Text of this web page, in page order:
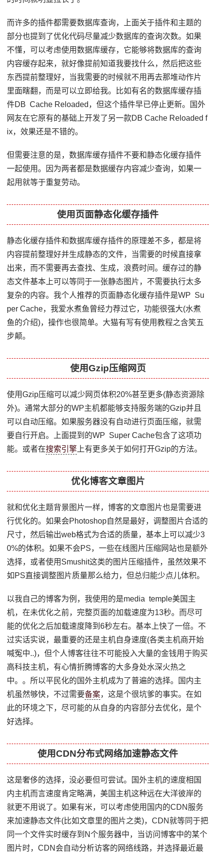
而许多的插件都需要数据库查询，上面关于插件和主题的
部分也提到了优化代码尽量减少数据库的查询次数。如果
不懂，可以考虑使用数据库缓存，它能够将数据库的查询
内容缓存起来，就好像提前知道我要找什么，然后把这些
东西提前整理好，当我需要的时候就不用再去那堆动作片
里面瞎翻，而是可以立即给我。比如有名的数据库缓存插
件DB Cache Reloaded，但这个插件早已停止更新。国外
网友在它原有的基础上开发了另一款DB Cache Reloaded f
ix，效果还是不错的。
但需要注意的是，数据库缓存插件不要和静态化缓存插件
一起使用。因为两者都是数据缓存内容减少查询，如果一
起用就等于重复劳动。
使用页面静态化缓存插件
静态化缓存插件和数据库缓存插件的原理差不多，都是将
内容提前整理好并生成静态的文件，当需要的时候直接拿
出来，而不需要再去查找、生成，浪费时间。缓存过的静
态文件基本上可以等同于一张静态图片，不需要执行太多
复杂的内容。我个人推荐的页面静态化缓存插件是WP Su
per Cache，我爱水煮鱼曾经力荐过它，功能很强大(水煮
鱼的介绍)，操作也很简单。大猫有写有使用教程之含笑五
步颠。
使用Gzip压缩网页
使用Gzip压缩可以减少网页体积20%甚至更多(静态资源除
外)。通常大部分的WP主机都能够支持服务端的Gzip并且
可以自动压缩。如果服务器没有自动进行页面压缩，就需
要自行开启。上面提到的WP Super Cache包含了这项功
能。或者在搜索引擎 上有更多关于如何打开Gzip的方法。
优化博客文章图片
就和优化主题背景图片一样，博客的文章图片也是需要进
行优化的。如果会Photoshop自然是最好，调整图片合适的
尺寸，然后输出web格式为合适的质量，基本上可以减少3
0%的体积。如果不会PS，一些在线图片压缩网站也是额外
选择，或者使用Smushit这类的图片压缩插件，虽然效果不
如PS直接调整图片质量那么给力，但总归能少点儿体积。
以我自己的博客为例，我使用的是media temple美国主
机，在未优化之前，完整页面的加载速度为13秒。而尽可
能的优化之后加载速度降到6秒左右。基本上快了一倍。不
过实话实说，最重要的还是主机自身速度(各类主机商开始
喊冤中..)，但个人博客往往不可能投入大量的金钱用于购买
高科技主机，有心情折腾博客的大多身处水深火热之
中。。所以平民化的国外主机成为了普遍的选择。国内主
机虽然够快，不过需要备案，这是个很坑爹的事实。在如
此的环境之下，尽可能的从自身的内容部分去优化，是个
好选择。
使用CDN分布式网络加速静态文件
这是奢侈的选择，没必要但可尝试。国外主机的速度相国
内主机而言速度肯定略满，美国主机这种远在大洋彼岸的
就更不用说了。如果有米，可以考虑使用国内的CDN服务
来加速静态文件(比如文章里的图片之类)，CDN就等同于把
同一个文件实时缓存到N个服务器中，当访问博客中的某个
图片时，CDN会自动分析访客的网络线路，并选择最近最